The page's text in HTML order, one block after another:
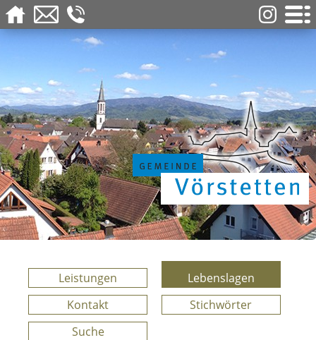
Leistungen
Lebenslagen
Kontakt
Stichwörter
Suche